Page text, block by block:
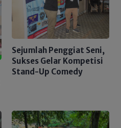
Sejumlah Penggiat Seni,
Sukses Gelar Kompetisi
Stand-Up Comedy